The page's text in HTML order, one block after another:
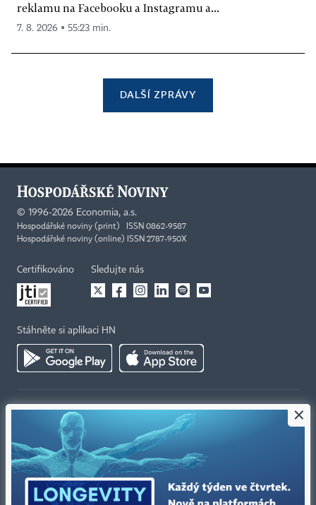
reklamu na Facebooku a Instagramu a...
7. 8. 2026 ▪ 55:23 min.
DALŠÍ ZPRÁVY
© 1996-2026 Economia, a.s.
Hospodářské noviny (print) ISSN 0862-9587
Hospodářské noviny (online) ISSN 2787-950X
Certifikováno Sledujte nás
Stáhněte si aplikaci HN
Tiráž redakce HN
Economia
Kariéra v HN
Ochrana osobních údajů
Prohlášení o cookies
Nastavení soukromí
Všeobecné smluvní podmínky
×